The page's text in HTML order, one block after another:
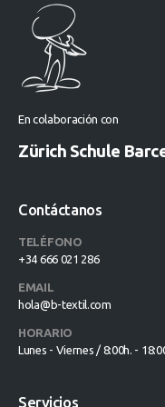
En colaboración con
Zürich Schule
Contáctanos
TELÉFONO
+34 666 021 286
EMAIL
hola@b-textil.com
HORARIO
Lunes - Viernes / 8:00h. -
Servicios